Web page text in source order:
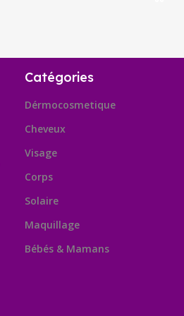
Catégories
Dérmocosmetique
Cheveux
Visage
Corps
Solaire
Maquillage
Bébés & Mamans